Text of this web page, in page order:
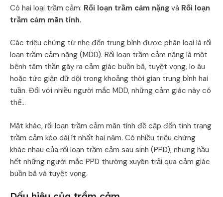
Có hai loại trầm cảm: Rối loạn trầm cảm nặng và Rối loạn
trầm cảm mãn tính.
Các triệu chứng từ nhẹ đến trung bình được phân loại là rối
loạn trầm cảm nặng (MDD). Rối loạn trầm cảm nặng là một
bệnh tâm thần gây ra cảm giác buồn bã, tuyệt vọng, lo âu
hoặc tức giận dữ dội trong khoảng thời gian trung bình hai
tuần. Đối với nhiều người mắc MDD, những cảm giác này có
thể...
Mặt khác, rối loạn trầm cảm mãn tính đề cập đến tình trạng
trầm cảm kéo dài ít nhất hai năm. Có nhiều triệu chứng
khác nhau của rối loạn trầm cảm sau sinh (PPD), nhưng hầu
hết những người mắc PPD thường xuyên trải qua cảm giác
buồn bã và tuyệt vọng.